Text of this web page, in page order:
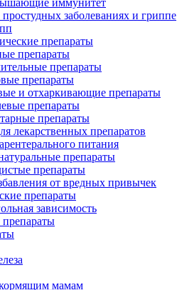
иммунитет
заболеваниях и гриппе
препараты
препараты
препараты
препараты
и отхаркивающие препараты
препараты
препараты
лекарственных препаратов
питания
препараты
препараты
от вредных привычек
препараты
зависимость
мамам